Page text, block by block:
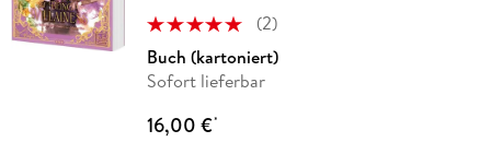
(2)
Buch (kartoniert)
Sofort lieferbar
16,00 €*